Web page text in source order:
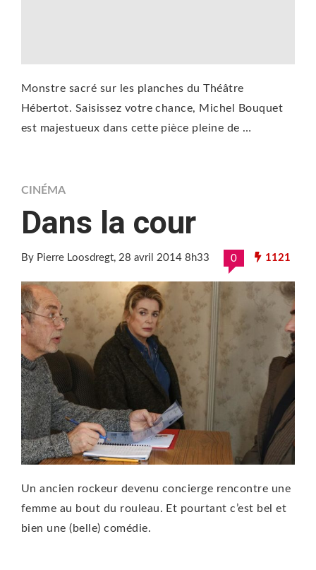
Monstre sacré sur les planches du Théâtre
Hébertot. Saisissez votre chance, Michel Bouquet
est majestueux dans cette pièce pleine de …
CINÉMA
Dans la cour
By Pierre Loosdregt, 28 avril 2014 8h33 0 1121
Un ancien rockeur devenu concierge rencontre une
femme au bout du rouleau. Et pourtant c’est bel et
bien une (belle) comédie.